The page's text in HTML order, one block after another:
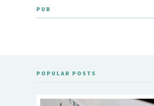
PUB
POPULAR POSTS